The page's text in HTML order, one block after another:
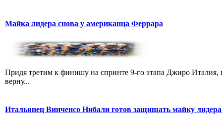
Майка лидера снова у американца Феррара
Придя третим к финишу на спринте 9-го этапа Джиро
верну...
Итальянец Винченсо Нибали готов защищать майку